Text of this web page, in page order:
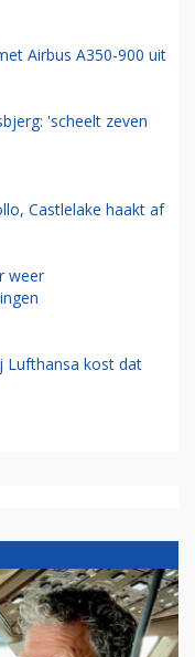
Airbus A350-900 uit
'scheelt zeven
Castlelake haakt af
weer
Lufthansa kost dat